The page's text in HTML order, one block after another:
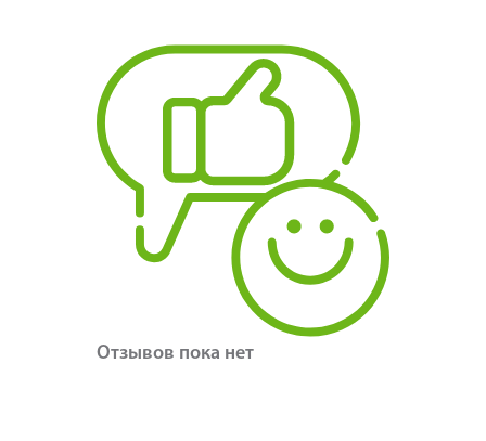
Отзывов пока нет